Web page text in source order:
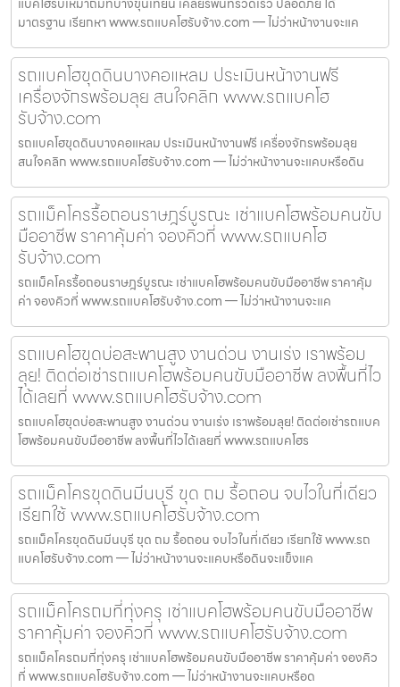
มาตรฐาน เรียกหา www.รถแบคโฮรับจ้าง.com — ไม่ว่าหน้างานจะแค
รถแบคโฮขุดดินบางคอแหลม ประเมินหน้างานฟรี
เครื่องจักรพร้อมลุย สนใจคลิก www.รถแบคโฮ
รับจ้าง.com
รถแบคโฮขุดดินบางคอแหลม ประเมินหน้างานฟรี เครื่องจักรพร้อมลุย
สนใจคลิก www.รถแบคโฮรับจ้าง.com — ไม่ว่าหน้างานจะแคบหรือดิน
รถแม็คโครรื้อถอนราษฎร์บูรณะ เช่าแบคโฮพร้อมคนขับ
มืออาชีพ ราคาคุ้มค่า จองคิวที่ www.รถแบคโฮ
รับจ้าง.com
รถแม็คโครรื้อถอนราษฎร์บูรณะ เช่าแบคโฮพร้อมคนขับมืออาชีพ ราคาคุ้ม
ค่า จองคิวที่ www.รถแบคโฮรับจ้าง.com — ไม่ว่าหน้างานจะแค
รถแบคโฮขุดบ่อสะพานสูง งานด่วน งานเร่ง เราพร้อม
ลุย! ติดต่อเช่ารถแบคโฮพร้อมคนขับมืออาชีพ ลงพื้นที่ไว
ได้เลยที่ www.รถแบคโฮรับจ้าง.com
รถแบคโฮขุดบ่อสะพานสูง งานด่วน งานเร่ง เราพร้อมลุย! ติดต่อเช่ารถแบค
โฮพร้อมคนขับมืออาชีพ ลงพื้นที่ไวได้เลยที่ www.รถแบคโฮร
รถแม็คโครขุดดินมีนบุรี ขุด ถม รื้อถอน จบไวในที่เดียว
เรียกใช้ www.รถแบคโฮรับจ้าง.com
รถแม็คโครขุดดินมีนบุรี ขุด ถม รื้อถอน จบไวในที่เดียว เรียกใช้ www.รถ
แบคโฮรับจ้าง.com — ไม่ว่าหน้างานจะแคบหรือดินจะแข็งแค
รถแม็คโครถมที่ทุ่งครุ เช่าแบคโฮพร้อมคนขับมืออาชีพ
ราคาคุ้มค่า จองคิวที่ www.รถแบคโฮรับจ้าง.com
รถแม็คโครถมที่ทุ่งครุ เช่าแบคโฮพร้อมคนขับมืออาชีพ ราคาคุ้มค่า จองคิว
ที่ www.รถแบคโฮรับจ้าง.com — ไม่ว่าหน้างานจะแคบหรือด